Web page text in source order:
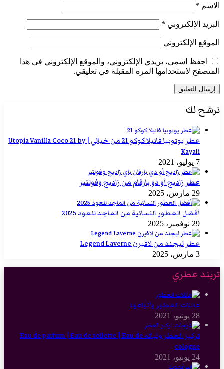
الاسم *
البريد الإلكتروني *
الموقع الإلكتروني
احفظ اسمي، بريدي الإلكتروني، والموقع الإلكتروني في هذا
المتصفح لاستخدامها المرة المقبلة في تعليقي.
نرشح لك
عطر يوتوبيا فانيلا كوكو 21 من خيالي | Utopia Vanilla Coco 21 by
Kayali
7 يوليو، 2021
عطر زاديج أو دو بارفام من زاديج وفولتير
29 مارس، 2025
أفضل العطور النسائية من الماجد للعود 2025
29 نوفمبر، 2025
عطر ليجند من لافيرن Legend Laverne
3 مارس، 2025
تريند عطري
عائلات العطور وأنواعها
28 يونيو، 2021
تركيز العطر وثباته Eau de parfum | Eau de toilette | Eau de
cologne
24 يونيو، 2021